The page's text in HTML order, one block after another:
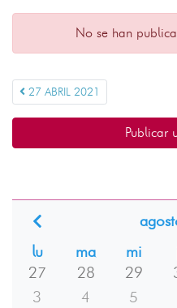
No se han
27 ABRIL 2021
Publicar
lu
ma mi
27
28 29
3
4 5